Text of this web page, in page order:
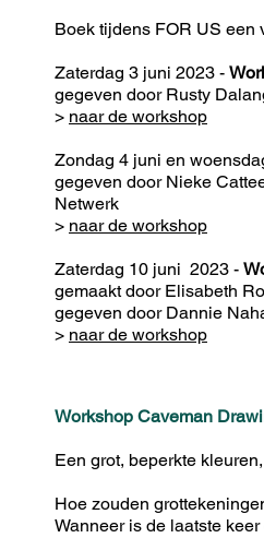
Boek tijdens FOR US een
Zaterdag 3 juni 2023 -
gegeven door Rusty
> naar de workshop
Zondag 4 juni en
gegeven door Nieke
Netwerk
> naar de workshop
Zaterdag 10 juni 2023 -
gemaakt door Elisabeth
gegeven door Dannie
> naar de workshop
Workshop Caveman
Een grot, beperkte
Hoe zouden
Wanneer is de laatste